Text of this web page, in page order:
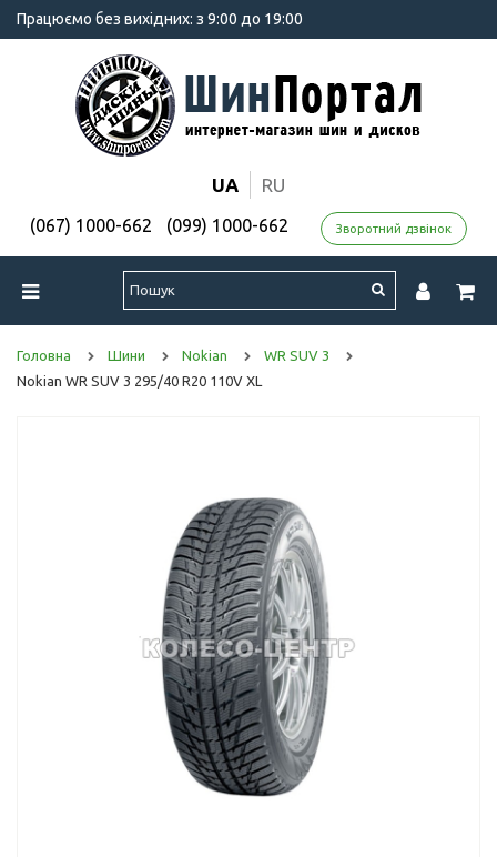
Працюємо без вихідних: з 9:00 до 19:00
UA RU
(067) 1000-662 (099) 1000-662 Зворотний дзвінок
Головна Шини Nokian
WR SUV 3
Nokian WR SUV 3 295/40 R20 110V XL